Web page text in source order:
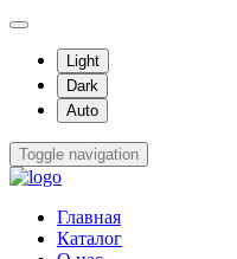
Light
Dark
Auto
Toggle navigation
Главная
Каталог